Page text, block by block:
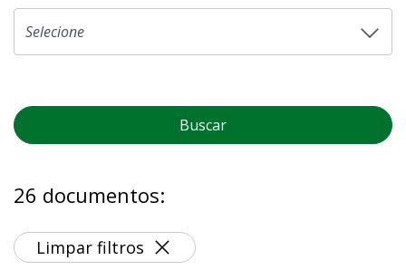
Buscar
26 documentos:
Limpar filtros